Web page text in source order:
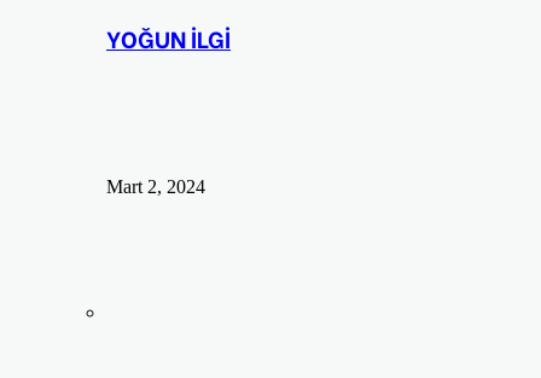
YOĞUN İLGİ
Mart 2, 2024